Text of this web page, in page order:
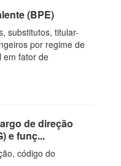
(BPE)
substitutos, titular-
por regime de
em fator de
de direção
e funç...
código do